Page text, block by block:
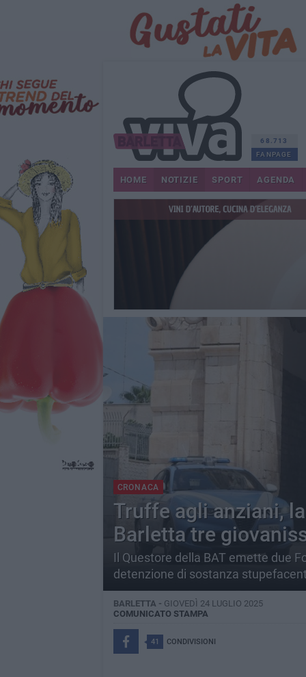
68.713
FANPAGE
HOME NOTIZIE SPORT AGENDA
CRONACA
Truffe agli anziani,
Barletta tre
Il Questore della BAT emette due
detenzione di sostanza
BARLETTA - GIOVEDÌ 24 LUGLIO 2025
COMUNICATO STAMPA
41 CONDIVISIONI